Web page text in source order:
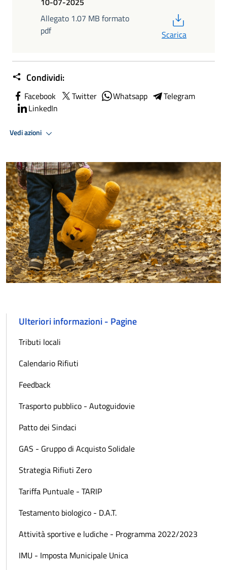
Allegato 1.07 MB formato
pdf
Scarica
Condividi:
Facebook Twitter Whatsapp
Telegram
LinkedIn
Vedi azioni
Ulteriori informazioni - Pagine
Tributi locali
Calendario Rifiuti
Feedback
Trasporto pubblico - Autoguidovie
Patto dei Sindaci
GAS - Gruppo di Acquisto Solidale
Strategia Rifiuti Zero
Tariffa Puntuale - TARIP
Testamento biologico - D.A.T.
Attività sportive e ludiche - Programma 2022/2023
IMU - Imposta Municipale Unica